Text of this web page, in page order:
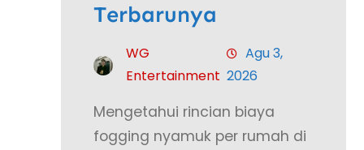
Terbarunya
WG
Entertainment
Agu 3,
2026
Mengetahui rincian biaya
fogging nyamuk per rumah di